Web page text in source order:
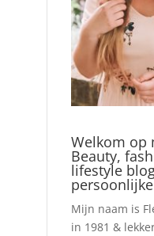
Welkom op
Beauty,
lifestyle
Mijn naam is
in 1981 &